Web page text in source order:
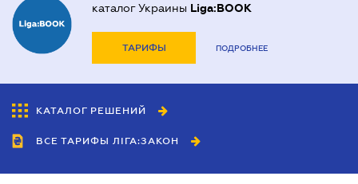
каталог Украины Liga:BOOK
ТАРИФЫ ПОДРОБНЕЕ
КАТАЛОГ РЕШЕНИЙ
ВСЕ ТАРИФЫ ЛІГА:ЗАКОН